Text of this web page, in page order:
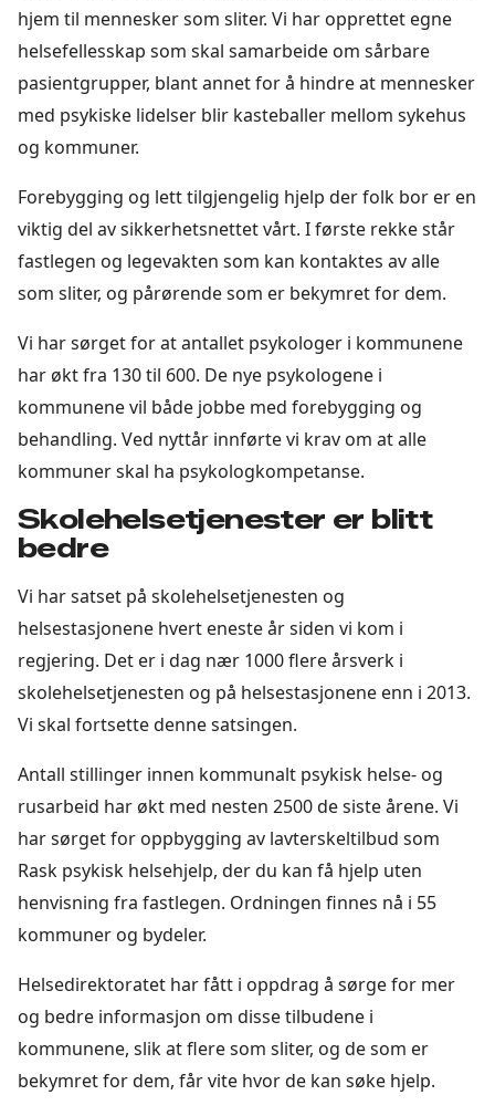
hjem til mennesker som sliter. Vi har opprettet egne
helsefellesskap som skal samarbeide om sårbare
pasientgrupper, blant annet for å hindre at mennesker
med psykiske lidelser blir kasteballer mellom sykehus
og kommuner.
Forebygging og lett tilgjengelig hjelp der folk bor er en
viktig del av sikkerhetsnettet vårt. I første rekke står
fastlegen og legevakten som kan kontaktes av alle
som sliter, og pårørende som er bekymret for dem.
Vi har sørget for at antallet psykologer i kommunene
har økt fra 130 til 600. De nye psykologene i
kommunene vil både jobbe med forebygging og
behandling. Ved nyttår innførte vi krav om at alle
kommuner skal ha psykologkompetanse.
Skolehelsetjenester er blitt
bedre
Vi har satset på skolehelsetjenesten og
helsestasjonene hvert eneste år siden vi kom i
regjering. Det er i dag nær 1000 flere årsverk i
skolehelsetjenesten og på helsestasjonene enn i 2013.
Vi skal fortsette denne satsingen.
Antall stillinger innen kommunalt psykisk helse- og
rusarbeid har økt med nesten 2500 de siste årene. Vi
har sørget for oppbygging av lavterskeltilbud som
Rask psykisk helsehjelp, der du kan få hjelp uten
henvisning fra fastlegen. Ordningen finnes nå i 55
kommuner og bydeler.
Helsedirektoratet har fått i oppdrag å sørge for mer
og bedre informasjon om disse tilbudene i
kommunene, slik at flere som sliter, og de som er
bekymret for dem, får vite hvor de kan søke hjelp.